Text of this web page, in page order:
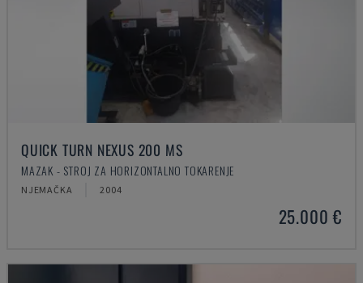
QUICK TURN NEXUS 200 MS
MAZAK - STROJ ZA HORIZONTALNO TOKARENJE
NJEMAČKA 2004
25.000 €